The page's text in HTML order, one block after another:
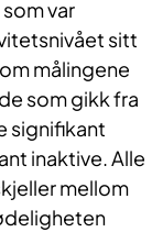
var
sitt
målingene
som gikk fra
signifikant
inaktive. Alle
mellom